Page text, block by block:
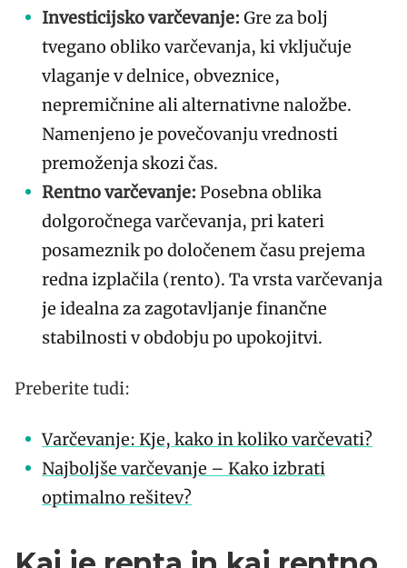
Investicijsko varčevanje: Gre za bolj
tvegano obliko varčevanja, ki vključuje
vlaganje v delnice, obveznice,
nepremičnine ali alternativne naložbe.
Namenjeno je povečovanju vrednosti
premoženja skozi čas.
Rentno varčevanje: Posebna oblika
dolgoročnega varčevanja, pri kateri
posameznik po določenem času prejema
redna izplačila (rento). Ta vrsta varčevanja
je idealna za zagotavljanje finančne
stabilnosti v obdobju po upokojitvi.
Preberite tudi:
Varčevanje: Kje, kako in koliko varčevati?
Najboljše varčevanje – Kako izbrati
optimalno rešitev?